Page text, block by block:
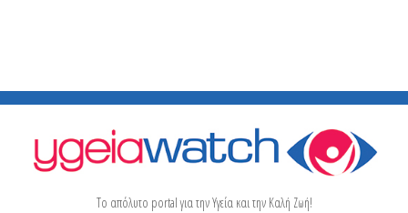
Το απόλυτο portal για την Υγεία και την Καλή Ζωή!